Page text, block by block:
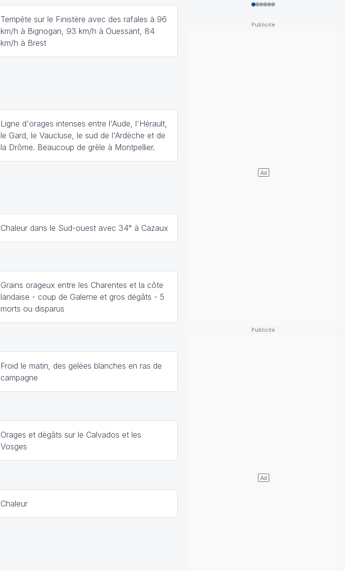
Tempête sur le Finistère avec des rafales à 96
km/h à Bignogan, 93 km/h à Ouessant, 84
km/h à Brest
Ligne d'orages intenses entre l'Aude, l'Hérault,
le Gard, le Vaucluse, le sud de l'Ardèche et de
la Drôme. Beaucoup de grêle à Montpellier.
Chaleur dans le Sud-ouest avec 34° à Cazaux
Grains orageux entre les Charentes et la côte
landaise - coup de Galerne et gros dégâts - 5
morts ou disparus
Froid le matin, des gelées blanches en ras de
campagne
Orages et dégâts sur le Calvados et les
Vosges
Chaleur
012345